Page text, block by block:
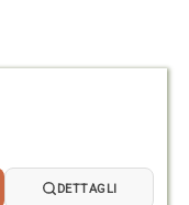
DETTAGLI